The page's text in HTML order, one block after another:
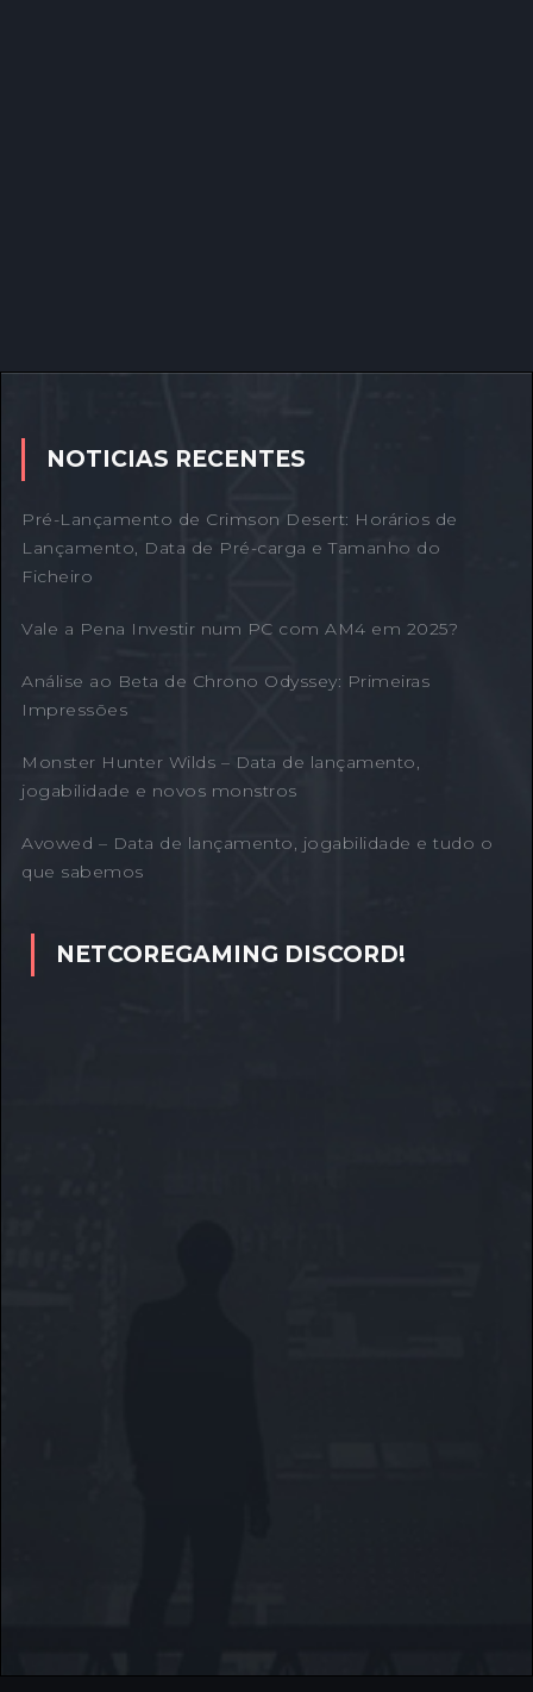
NOTICIAS RECENTES
Pré-Lançamento de Crimson Desert: Horários de
Lançamento, Data de Pré-carga e Tamanho do
Ficheiro
Vale a Pena Investir num PC com AM4 em 2025?
Análise ao Beta de Chrono Odyssey: Primeiras
Impressões
Monster Hunter Wilds – Data de lançamento,
jogabilidade e novos monstros
Avowed – Data de lançamento, jogabilidade e tudo o
que sabemos
NETCOREGAMING DISCORD!